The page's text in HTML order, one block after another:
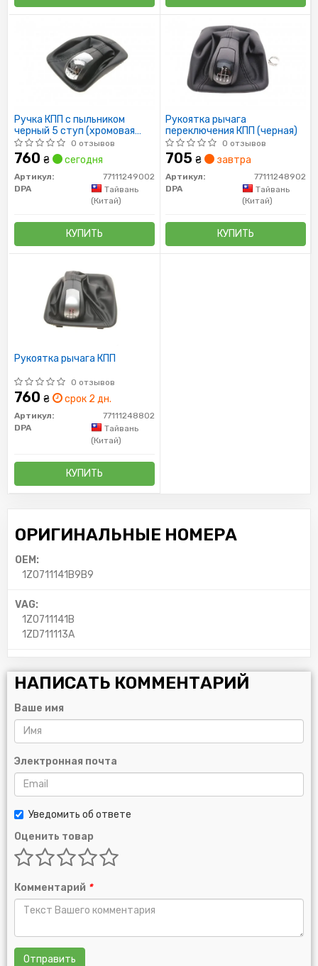
Ручка КПП с пыльником
черный 5 ступ (хромовая
ручка) Skoda Octavia (04-08)
(7711
0 отзывов
760 ₴ сегодня
Артикул:
77111249002
DPA
Тайвань
(Китай)
КУПИТЬ
Рукоятка рычага
переключения КПП (черная)
0 отзывов
705 ₴ завтра
Артикул:
77111248902
DPA
Тайвань
(Китай)
КУПИТЬ
Рукоятка рычага КПП
0 отзывов
760 ₴ срок 2 дн.
Артикул:
77111248802
DPA
Тайвань
(Китай)
КУПИТЬ
ОРИГИНАЛЬНЫЕ НОМЕРА
OEM:
1Z0711141B9B9
VAG:
1Z0711141B
1ZD711113A
НАПИСАТЬ КОММЕНТАРИЙ
Ваше имя
Электронная почта
Уведомить об ответе
Оценить товар
Комментарий *
Отправить